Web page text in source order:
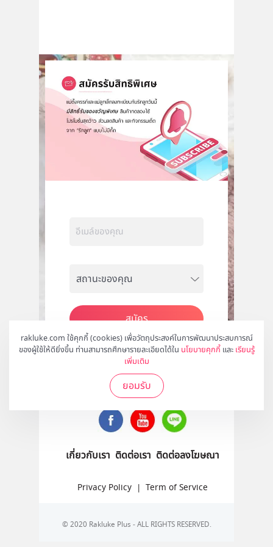
rakluke.com ใช้คุกกี้ (cookies) เพื่อวัตถุประสงค์ในการพัฒนาประสบการณ์
ของผู้ใช้ให้ดียิ่งขึ้น ท่านสามารถศึกษารายละเอียดได้ใน นโยบายคุกกี้ และ เรียนรู้
เพิ่มเติม
ยอมรับ
สมัคร
ติดตามเราได้ที่
เกี่ยวกับเรา ติดต่อเรา ติดต่อลงโฆษณา
Privacy Policy | Term of Service
© 2020 Rakluke Plus - ALL RIGHTS RESERVED.